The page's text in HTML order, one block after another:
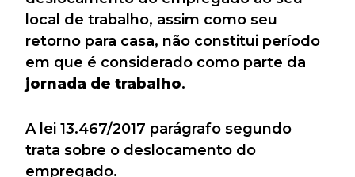
local de trabalho, assim como seu
retorno para casa, não constitui período
em que é considerado como parte da
jornada de trabalho.
A lei 13.467/2017 parágrafo segundo
trata sobre o deslocamento do
empregado.